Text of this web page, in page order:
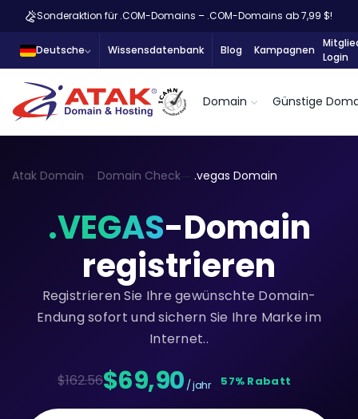
Sonderaktion für .COM-Domains – .COM-Domains ab 7,99 $!
Deutsche Wissensdatenbank Blog Kampagnen
Login
Domain Günstige
Atak Domain Domain Check .vegas Domain
.VEGAS-Domain
registrieren
Registrieren Sie Ihre gewünschte Domain-
Endung sofort und sichern Sie Ihre Marke im
Internet..
$162.56$69,90 / jahr 57% Rabatt